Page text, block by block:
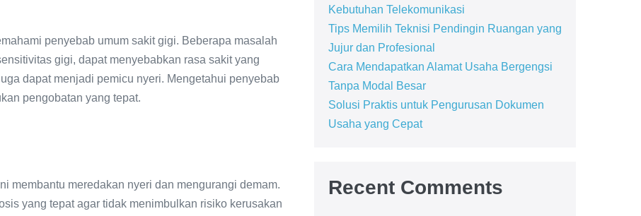
penyebab umum sakit gigi. Beberapa masalah
gigi, dapat menyebabkan rasa sakit yang
dapat menjadi pemicu nyeri. Mengetahui penyebab
pengobatan yang tepat.
membantu meredakan nyeri dan mengurangi demam.
yang tepat agar tidak menimbulkan risiko kerusakan
Kebutuhan Telekomunikasi
Tips Memilih Teknisi Pendingin Ruangan yang
Jujur dan Profesional
Cara Mendapatkan Alamat Usaha Bergengsi
Tanpa Modal Besar
Solusi Praktis untuk Pengurusan Dokumen
Usaha yang Cepat
Recent Comments